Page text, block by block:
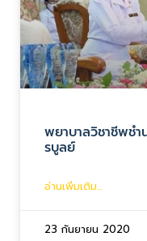
พยาบาลวิชาชีพ
รบูลย์
อ่านเพิ่มเติม...
23 กันยายน 2020